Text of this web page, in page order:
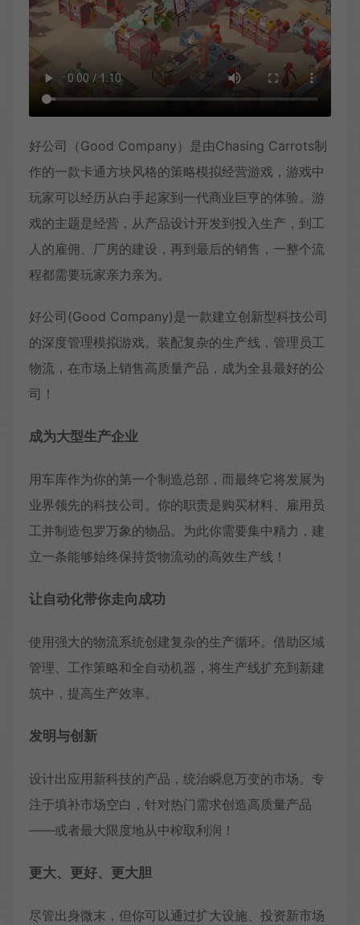
好公司（Good Company）是由Chasing Carrots制
作的一款卡通方块风格的策略模拟经营游戏，游戏中
玩家可以经历从白手起家到一代商业巨亨的体验。游
戏的主题是经营，从产品设计开发到投入生产，到工
人的雇佣、厂房的建设，再到最后的销售，一整个流
程都需要玩家亲力亲为。
好公司(Good Company)是一款建立创新型科技公司
的深度管理模拟游戏。装配复杂的生产线，管理员工
物流，在市场上销售高质量产品，成为全县最好的公
司！
成为大型生产企业
用车库作为你的第一个制造总部，而最终它将发展为
业界领先的科技公司。你的职责是购买材料、雇用员
工并制造包罗万象的物品。为此你需要集中精力，建
立一条能够始终保持货物流动的高效生产线！
让自动化带你走向成功
使用强大的物流系统创建复杂的生产循环。借助区域
管理、工作策略和全自动机器，将生产线扩充到新建
筑中，提高生产效率。
发明与创新
设计出应用新科技的产品，统治瞬息万变的市场。专
注于填补市场空白，针对热门需求创造高质量产品
——或者最大限度地从中榨取利润！
更大、更好、更大胆
尽管出身微末，但你可以通过扩大设施、投资新市场